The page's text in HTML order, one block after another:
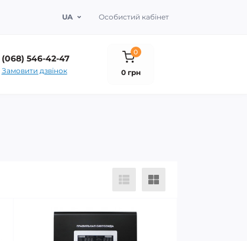
UA Особистий кабінет
(068) 546-42-47
Замовити дзвінок
0
0 грн